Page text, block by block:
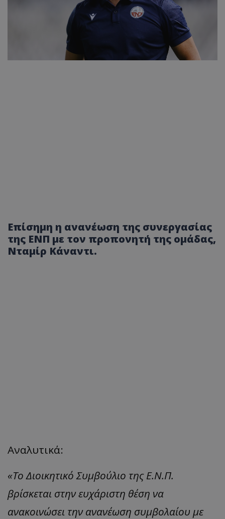
Επίσημη η ανανέωση της συνεργασίας
της ΕΝΠ με τον προπονητή της ομάδας,
Νταμίρ Κάναντι.
Αναλυτικά:
«Το Διοικητικό Συμβούλιο της Ε.Ν.Π.
βρίσκεται στην ευχάριστη θέση να
ανακοινώσει την ανανέωση συμβολαίου με